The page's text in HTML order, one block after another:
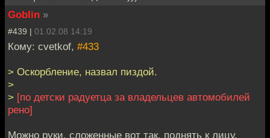
очень дорогостоящее
стратегическое
сырье, без которого
невозможно
современное авиа- и
ракетостроение.
Благодаря этим
металлам получают
специальные легкие
и сверхлегкие,
прочные и
Goblin »
#439 | 01.02.08 14:19
Кому: cvetkof, #433
> Оскорбление, назвал пиздой.
>
> [по детски радуетца за владельцев автомобилей
рено]
Можно руки, сложенные вот так, поднять к лицу,